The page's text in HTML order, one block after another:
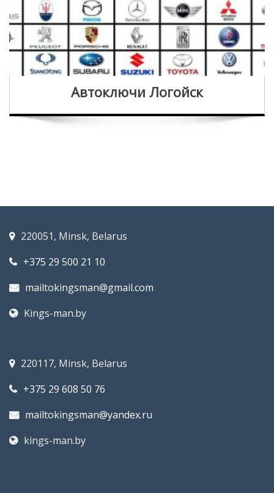
Автоключи Логойск
220051, Minsk, Belarus
+375 29 500 21 10
mailtokingsman@gmail.com
Kings-man.by
220117, Minsk, Belarus
+375 29 608 50 76
mailtokingsman@yandex.ru
kings-man.by